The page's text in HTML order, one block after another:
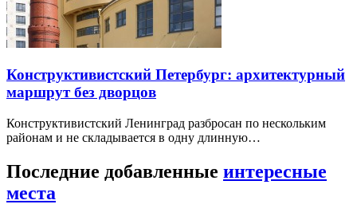
Конструктивистский Петербург: архитектурный
маршрут без дворцов
Конструктивистский Ленинград разбросан по нескольким
районам и не складывается в одну длинную…
Последние добавленные интересные
места